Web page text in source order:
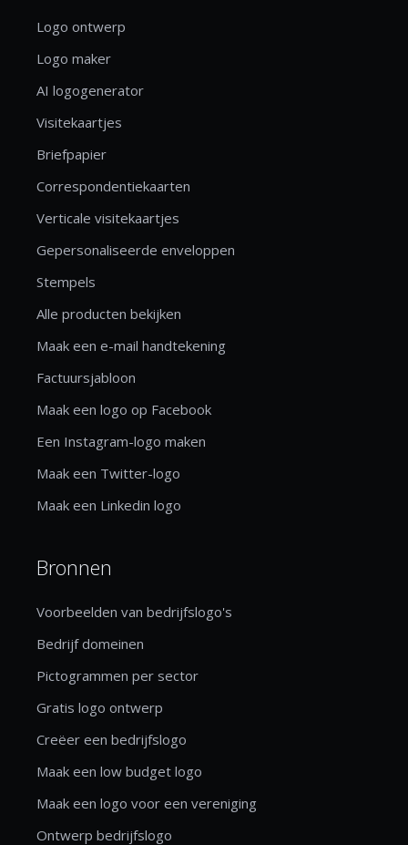
Logo ontwerp
Logo maker
AI logogenerator
Visitekaartjes
Briefpapier
Correspondentiekaarten
Verticale visitekaartjes
Gepersonaliseerde enveloppen
Stempels
Alle producten bekijken
Maak een e-mail handtekening
Factuursjabloon
Maak een logo op Facebook
Een Instagram-logo maken
Maak een Twitter-logo
Maak een Linkedin logo
Bronnen
Voorbeelden van bedrijfslogo's
Bedrijf domeinen
Pictogrammen per sector
Gratis logo ontwerp
Creëer een bedrijfslogo
Maak een low budget logo
Maak een logo voor een vereniging
Ontwerp bedrijfslogo